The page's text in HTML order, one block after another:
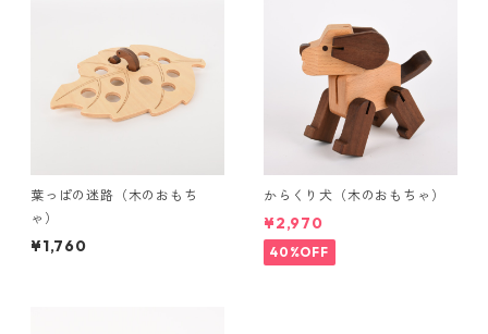
葉っぱの迷路（木のおもち
ゃ）
¥1,760
からくり犬（木のおもちゃ）
¥2,970
40%OFF